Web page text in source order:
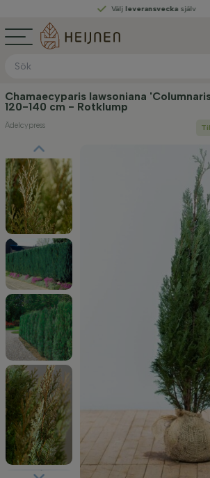
leveransveckasjälv
Chamaecyparis lawsoniana
120-140 cm - Rotklump
Ädelcypress